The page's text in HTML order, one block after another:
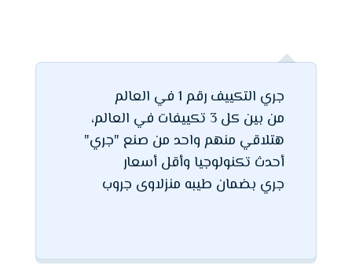
جري التكييف رقم 1 في العالم
من بين كل 3 تكييفات في العالم،
هتلاقي منهم واحد من صنع "جري"
أحدث تكنولوجيا وأقل أسعار
جري بضمان طيبه منزلاوى جروب